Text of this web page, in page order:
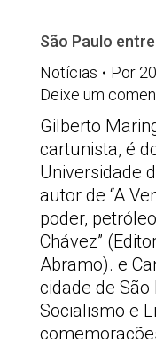
São Paulo
Notícias
Por
Deixe um
Gilberto
cartunista, é
Universidade
autor de “A
poder,
Chávez”
Abramo). e
cidade de
Socialismo e